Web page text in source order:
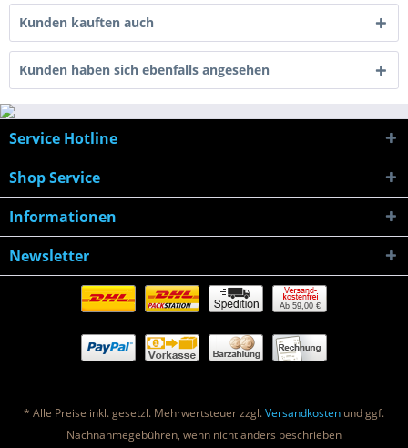
Kunden kauften auch
Kunden haben sich ebenfalls angesehen
Service Hotline
Shop Service
Informationen
Newsletter
Ab 59,00 €
* Alle Preise inkl. gesetzl. Mehrwertsteuer zzgl.Versandkosten und ggf.
Nachnahmegebühren, wenn nicht anders beschrieben